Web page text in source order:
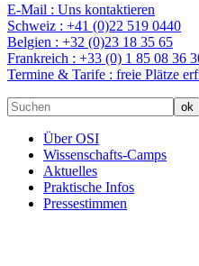
E-Mail : Uns kontaktieren
Schweiz : +41 (0)22 519 0440
Belgien : +32 (0)23 18 35 65
Frankreich : +33 (0) 1 85 08 36
Termine & Tarife : freie Plätze
Über OSI
Wissenschafts-Camps
Aktuelles
Praktische Infos
Pressestimmen